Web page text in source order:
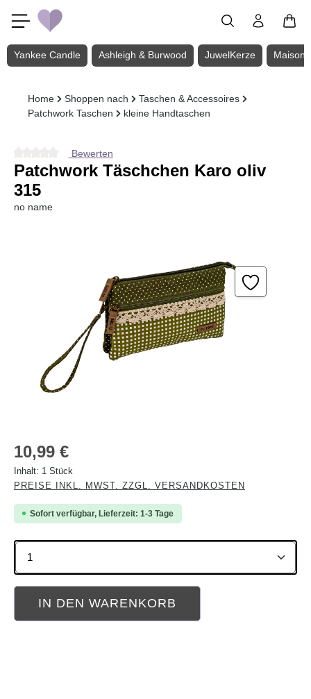
Zum Hauptinhalt springen
Yankee Candle Ashleigh & Burwood JuwelKerze Maison
Home Shoppen nach
Taschen & Accessoires
Patchwork Taschen
kleine Handtaschen
Durchschnittliche Bewertung von 0 von 5 Sternen
Bewerten
Patchwork Täschchen Karo oliv
315
no name
Regulärer Preis:
10,99 €
Inhalt: 1 Stück
PREISE INKL. MWST. ZZGL. VERSANDKOSTEN
Sofort verfügbar, Lieferzeit: 1-3 Tage
Produkt Anzahl: Gib den gewünschten Wert ein
IN DEN WARENKORB